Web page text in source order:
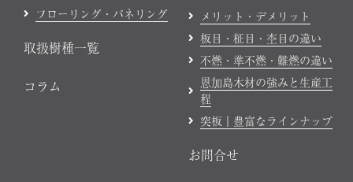
フローリング・パネリング
取扱樹種一覧
コラム
メリット・デメリット
板目・柾目・杢目の違い
不燃・準不燃・難燃の違い
恩加島木材の強みと生産工
程
突板｜豊富なラインナップ
お問合せ